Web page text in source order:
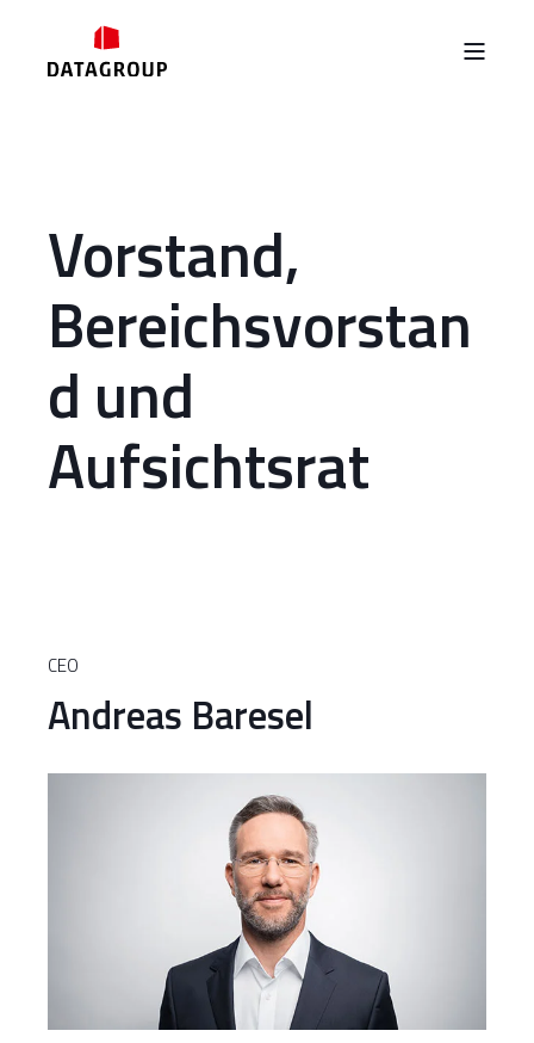
Vorstand,
Bereichsvorstan
d und
Aufsichtsrat
CEO
Andreas Baresel